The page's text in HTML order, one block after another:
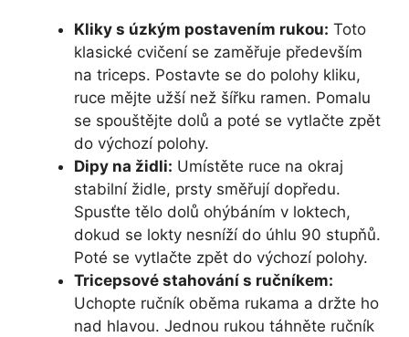
Kliky s úzkým postavením rukou: Toto
klasické cvičení se zaměřuje především
na triceps. Postavte se do polohy kliku,
ruce mějte užší než šířku ramen. Pomalu
se spouštějte dolů a poté se vytlačte zpět
do výchozí polohy.
Dipy na židli: Umístěte ruce na okraj
stabilní židle, prsty směřují dopředu.
Spusťte tělo dolů ohýbáním v loktech,
dokud se lokty nesníží do úhlu 90 stupňů.
Poté se vytlačte zpět do výchozí polohy.
Tricepsové stahování s ručníkem:
Uchopte ručník oběma rukama a držte ho
nad hlavou. Jednou rukou táhněte ručník